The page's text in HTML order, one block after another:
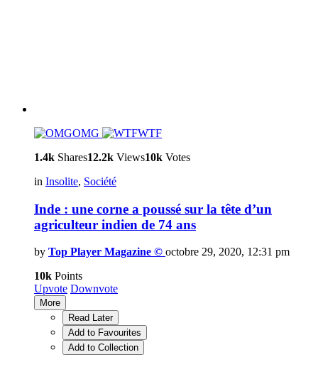
OMG
WTF
1.4k Shares12.2k Views10k Votes
in Insolite, Société
Inde : une corne a poussé sur la tête d’un
agriculteur indien de 74 ans
by Top Player Magazine © octobre 29, 2020, 12:31 pm
10k Points
Upvote Downvote
More
Read Later
Add to Favourites
Add to Collection